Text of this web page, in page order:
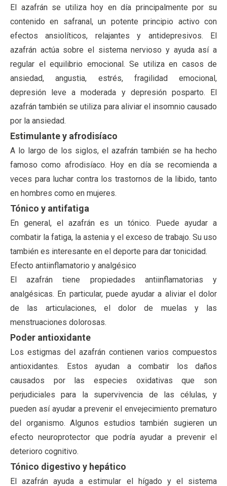
El azafrán se utiliza hoy en día principalmente por su
contenido en safranal, un potente principio activo con
efectos ansiolíticos, relajantes y antidepresivos. El
azafrán actúa sobre el sistema nervioso y ayuda así a
regular el equilibrio emocional. Se utiliza en casos de
ansiedad, angustia, estrés, fragilidad emocional,
depresión leve a moderada y depresión posparto. El
azafrán también se utiliza para aliviar el insomnio causado
por la ansiedad.
Estimulante y afrodisíaco
A lo largo de los siglos, el azafrán también se ha hecho
famoso como afrodisíaco. Hoy en día se recomienda a
veces para luchar contra los trastornos de la libido, tanto
en hombres como en mujeres.
Tónico y antifatiga
En general, el azafrán es un tónico. Puede ayudar a
combatir la fatiga, la astenia y el exceso de trabajo. Su uso
también es interesante en el deporte para dar tonicidad.
Efecto antiinflamatorio y analgésico
El azafrán tiene propiedades antiinflamatorias y
analgésicas. En particular, puede ayudar a aliviar el dolor
de las articulaciones, el dolor de muelas y las
menstruaciones dolorosas.
Poder antioxidante
Los estigmas del azafrán contienen varios compuestos
antioxidantes. Estos ayudan a combatir los daños
causados por las especies oxidativas que son
perjudiciales para la supervivencia de las células, y
pueden así ayudar a prevenir el envejecimiento prematuro
del organismo. Algunos estudios también sugieren un
efecto neuroprotector que podría ayudar a prevenir el
deterioro cognitivo.
Tónico digestivo y hepático
El azafrán ayuda a estimular el hígado y el sistema